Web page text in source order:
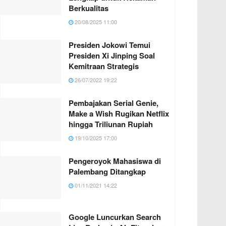
Berkualitas
20/08/2025 11:00
Presiden Jokowi Temui
Presiden Xi Jinping Soal
Kemitraan Strategis
26/07/2022 19:22
Pembajakan Serial Genie,
Make a Wish Rugikan Netflix
hingga Triliunan Rupiah
19/10/2025 17:00
Pengeroyok Mahasiswa di
Palembang Ditangkap
01/11/2021 14:22
Google Luncurkan Search